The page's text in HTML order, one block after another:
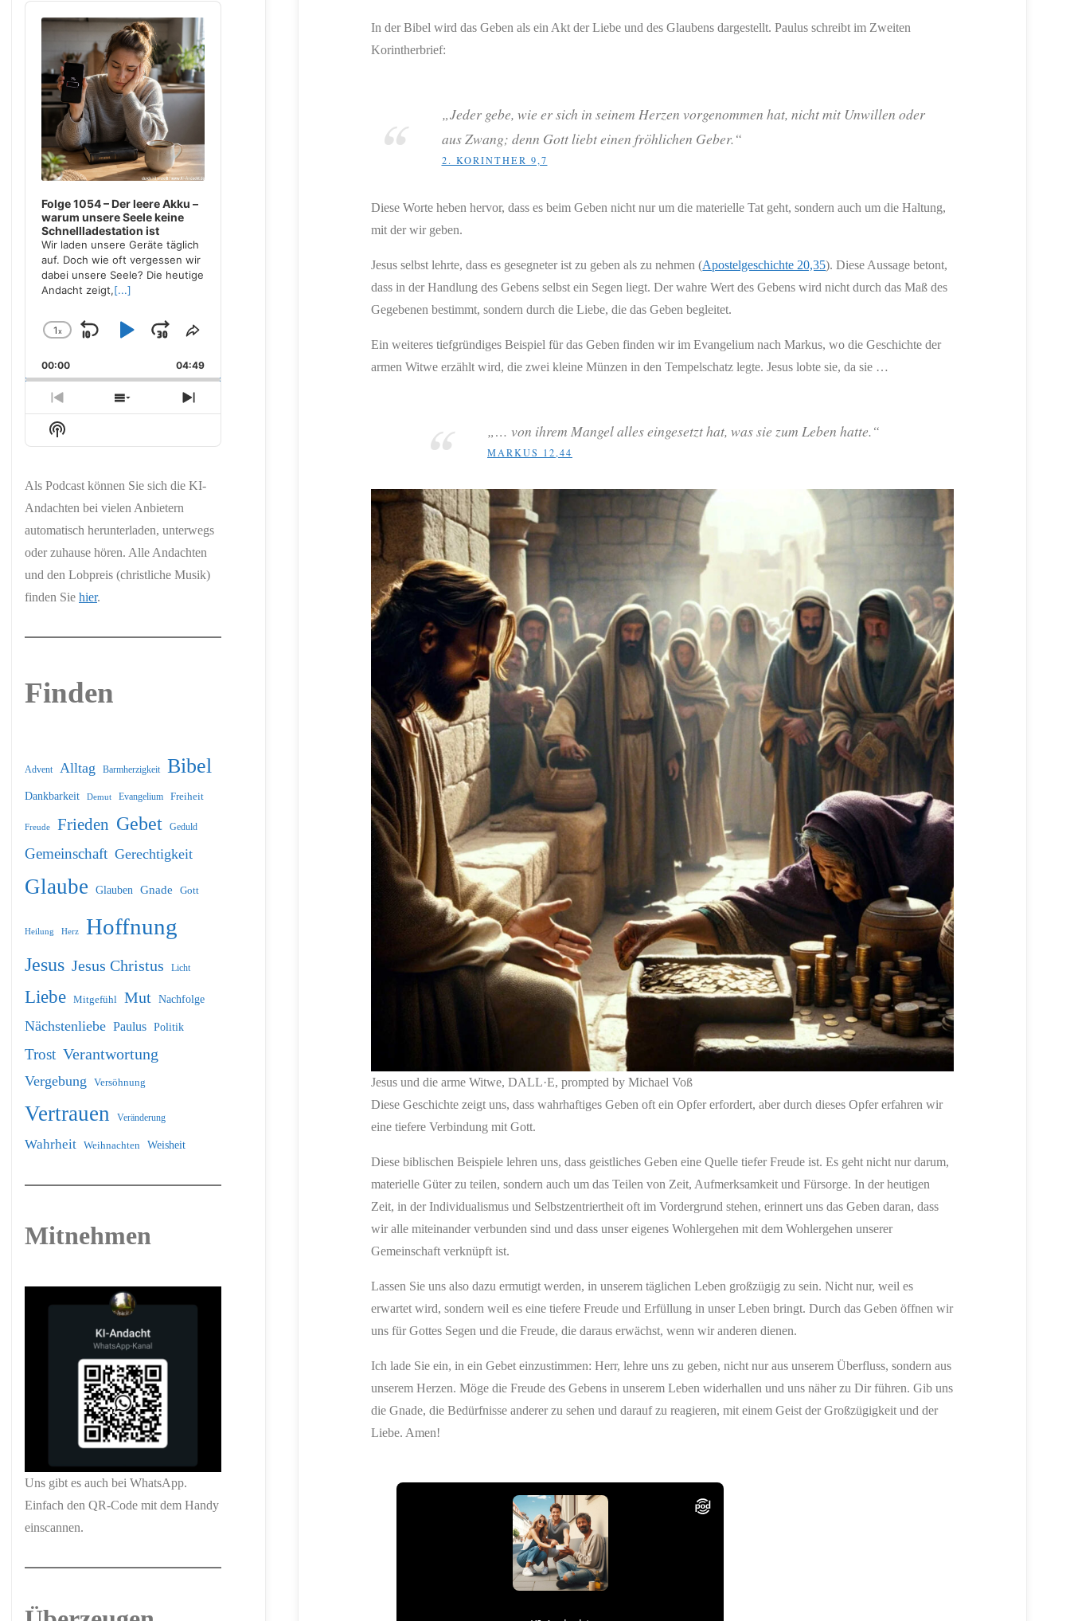
In der Bibel wird das Geben als ein Akt der Liebe und des Glaubens dargestellt. Paulus schreibt im Zweiten
Korintherbrief:
„Jeder gebe, wie er sich in seinem Herzen vorgenommen hat, nicht mit Unwillen oder
aus Zwang; denn Gott liebt einen fröhlichen Geber.“
2. KORINTHER 9,7
Diese Worte heben hervor, dass es beim Geben nicht nur um die materielle Tat geht, sondern auch um die Haltung,
mit der wir geben.
Jesus selbst lehrte, dass es gesegneter ist zu geben als zu nehmen (Apostelgeschichte 20,35). Diese Aussage betont,
dass in der Handlung des Gebens selbst ein Segen liegt. Der wahre Wert des Gebens wird nicht durch das Maß des
Gegebenen bestimmt, sondern durch die Liebe, die das Geben begleitet.
Ein weiteres tiefgründiges Beispiel für das Geben finden wir im Evangelium nach Markus, wo die Geschichte der
armen Witwe erzählt wird, die zwei kleine Münzen in den Tempelschatz legte. Jesus lobte sie, da sie …
„… von ihrem Mangel alles eingesetzt hat, was sie zum Leben hatte.“
MARKUS 12,44
Jesus und die arme Witwe, DALL·E, prompted by Michael Voß
Diese Geschichte zeigt uns, dass wahrhaftiges Geben oft ein Opfer erfordert, aber durch dieses Opfer erfahren wir
eine tiefere Verbindung mit Gott.
Diese biblischen Beispiele lehren uns, dass geistliches Geben eine Quelle tiefer Freude ist. Es geht nicht nur darum,
materielle Güter zu teilen, sondern auch um das Teilen von Zeit, Aufmerksamkeit und Fürsorge. In der heutigen
Zeit, in der Individualismus und Selbstzentriertheit oft im Vordergrund stehen, erinnert uns das Geben daran, dass
wir alle miteinander verbunden sind und dass unser eigenes Wohlergehen mit dem Wohlergehen unserer
Gemeinschaft verknüpft ist.
Lassen Sie uns also dazu ermutigt werden, in unserem täglichen Leben großzügig zu sein. Nicht nur, weil es
erwartet wird, sondern weil es eine tiefere Freude und Erfüllung in unser Leben bringt. Durch das Geben öffnen wir
uns für Gottes Segen und die Freude, die daraus erwächst, wenn wir anderen dienen.
Ich lade Sie ein, in ein Gebet einzustimmen: Herr, lehre uns zu geben, nicht nur aus unserem Überfluss, sondern aus
unserem Herzen. Möge die Freude des Gebens in unserem Leben widerhallen und uns näher zu Dir führen. Gib uns
die Gnade, die Bedürfnisse anderer zu sehen und darauf zu reagieren, mit einem Geist der Großzügigkeit und der
Liebe. Amen!
Audio
Player
Folge 1054 – Der leere Akku –
warum unsere Seele keine
Schnellladestation ist
Wir laden unsere Geräte täglich
auf. Doch wie oft vergessen wir
dabei unsere Seele? Die heutige
Andacht zeigt,[...]
Change
Rate
1x
Skip
Backward
Play
Pause
Jump
Forward
Share
Episode
00:00 04:49
Previous
Episode
Show
Episodes
Next
Episode
Show
Podcast
Als Podcast können Sie sich die KI-
Andachten bei vielen Anbietern
automatisch herunterladen, unterwegs
oder zuhause hören. Alle Andachten
und den Lobpreis (christliche Musik)
finden Sie hier.
Finden
Advent Alltag Barmherzigkeit Bibel
Dankbarkeit Demut Evangelium Freiheit
Freude Frieden Gebet Geduld
Gemeinschaft Gerechtigkeit
Glaube Glauben Gnade Gott
Heilung Herz Hoffnung
Jesus Jesus Christus Licht
Liebe Mitgefühl Mut Nachfolge
Nächstenliebe Paulus Politik
Trost Verantwortung
Vergebung Versöhnung
Vertrauen Veränderung
Wahrheit Weihnachten Weisheit
Mitnehmen
Uns gibt es auch bei WhatsApp.
Einfach den QR-Code mit dem Handy
einscannen.